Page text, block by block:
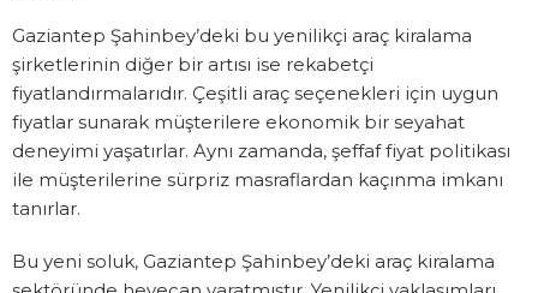
Gaziantep Şahinbey’deki bu yenilikçi araç kiralama
şirketlerinin diğer bir artısı ise rekabetçi
fiyatlandırmalarıdır. Çeşitli araç seçenekleri için uygun
fiyatlar sunarak müşterilere ekonomik bir seyahat
deneyimi yaşatırlar. Aynı zamanda, şeffaf fiyat politikası
ile müşterilerine sürpriz masraflardan kaçınma imkanı
tanırlar.
Bu yeni soluk, Gaziantep Şahinbey’deki araç kiralama